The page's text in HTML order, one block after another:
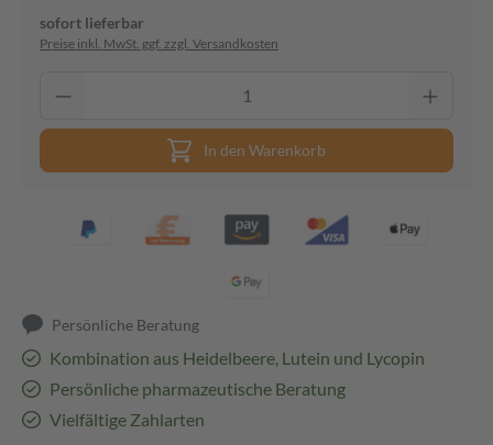
sofort lieferbar
Preise inkl. MwSt. ggf. zzgl. Versandkosten
In den Warenkorb
Persönliche Beratung
Kombination aus Heidelbeere, Lutein und Lycopin
Persönliche pharmazeutische Beratung
Vielfältige Zahlarten